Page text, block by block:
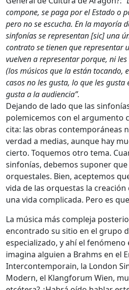
compone, se paga por el Estado o
pero no se escucha. En la mayoría
sinfonías se representan [sic] una
contrato se tienen que representar
vuelven a representar porque, ni
(los músicos que la están tocando,
casos no les gusta, lo que les
gusta a la audiencia”.
Dejando de lado que las
polemicemos con el argumento
cita: las obras contemporáneas
verdad a medias, aunque hay
cierto. Toquemos otro tema.
sinfonías, debemos suponer
orquestales. Bien, aceptemos
vida de las orquestas la
una vida complicada. Pero es
La música más compleja
encontrado su sitio en el grupo
especializado, y ahí el fenómeno
imagina alguien a Brahms en el
Intercontemporain, la London
Modern, el Klangforum Wien,